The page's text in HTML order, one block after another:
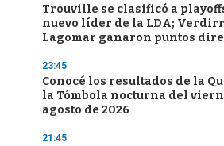
Trouville se clasificó a
nuevo líder de la LDA;
Lagomar ganaron puntos
23:45
Conocé los resultados de la
la Tómbola nocturna del
agosto de 2026
21:45